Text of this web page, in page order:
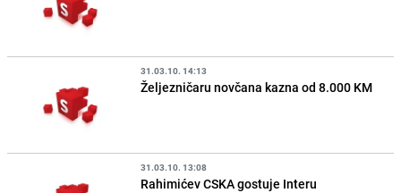
31.03.10. 14:13
Željezničaru novčana kazna od 8.000 KM
31.03.10. 13:08
Rahimićev CSKA gostuje Interu